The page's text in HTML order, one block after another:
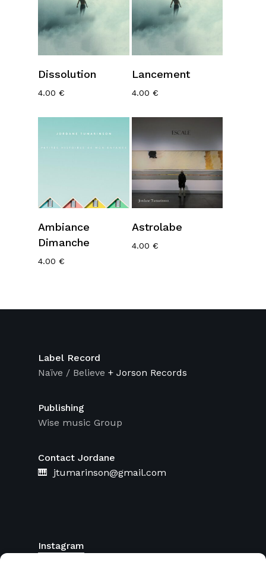
Dissolution
4.00 €
Lancement
4.00 €
Ambiance
Dimanche
4.00 €
Astrolabe
4.00 €
Label Record
Naïve / Believe + Jorson Records
Publishing
Wise music Group
Contact Jordane
🎹 jtumarinson@gmail.com
Instagram